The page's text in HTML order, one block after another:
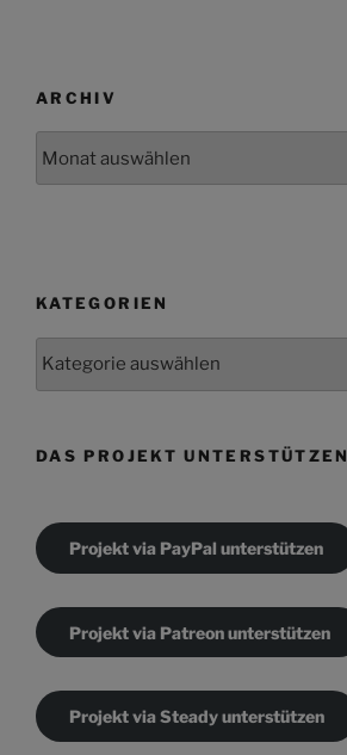
ARCHIV
KATEGORIEN
DAS PROJEKT UNTERSTÜTZEN
Projekt via PayPal unterstützen
Projekt via Patreon unterstützen
Projekt via Steady unterstützen